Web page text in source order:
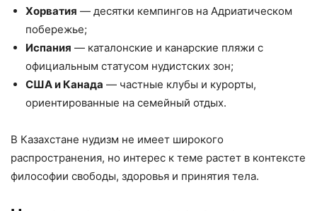
Хорватия — десятки кемпингов на Адриатическом
побережье;
Испания — каталонские и канарские пляжи с
официальным статусом нудистских зон;
США и Канада — частные клубы и курорты,
ориентированные на семейный отдых.
В Казахстане нудизм не имеет широкого
распространения, но интерес к теме растет в контексте
философии свободы, здоровья и принятия тела.